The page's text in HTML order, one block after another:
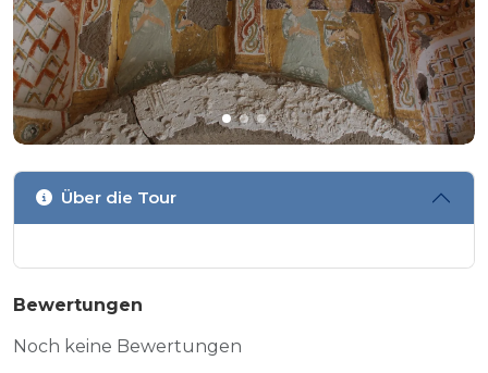
Über die Tour
Bewertungen
Noch keine Bewertungen